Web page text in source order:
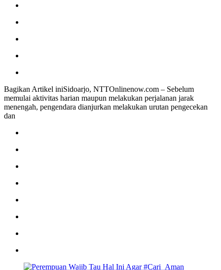
Bagikan Artikel iniSidoarjo, NTTOnlinenow.com – Sebelum
memulai aktivitas harian maupun melakukan perjalanan jarak
menengah, pengendara dianjurkan melakukan urutan pengecekan
dan